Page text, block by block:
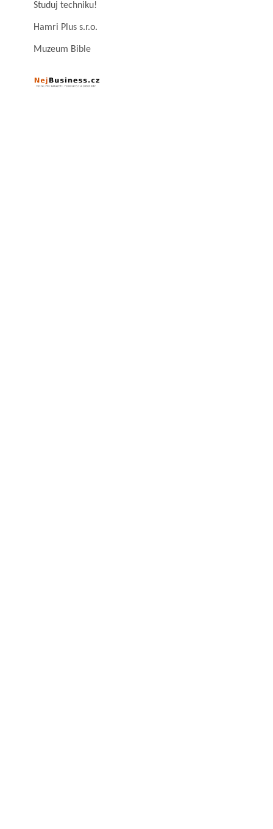
Studuj techniku!
Hamri Plus s.r.o.
Muzeum Bible